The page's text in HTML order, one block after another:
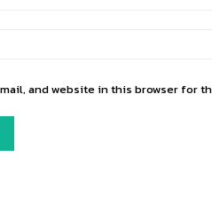
and website in this browser for